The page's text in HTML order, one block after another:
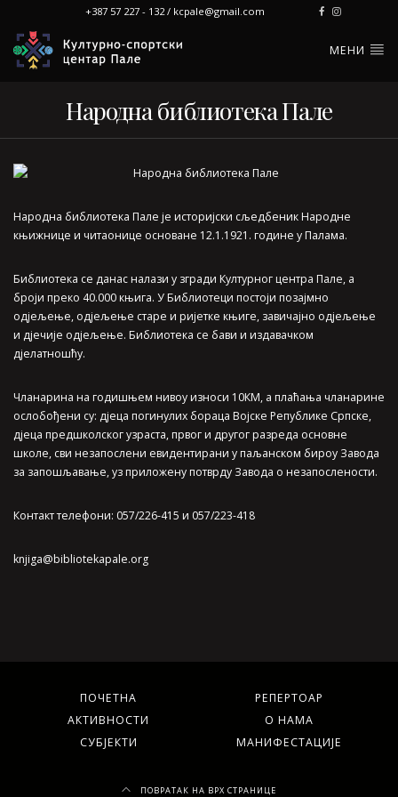
+387 57 227 - 132 / kcpale@gmail.com
МЕНИ
Народна библиотека Пале
Народна библиотека Пале је историјски сљедбеник Народне
књижнице и читаонице основане 12.1.1921. године у Палама.
Библиотека се данас налази у згради Културног центра Пале, а
броји преко 40.000 књига. У Библиотеци постоји позајмно
одјељење, одјељење старе и ријетке књиге, завичајно одјељење
и дјечије одјељење. Библиотека се бави и издавачком
дјелатношћу.
Чланарина на годишњем нивоу износи 10КМ, а плаћања чланарине
ослобођени су: дјеца погинулих бораца Војске Републике Српске,
дјеца предшколског узраста, првог и другог разреда основне
школе, сви незапослени евидентирани у паљанском бироу Завода
за запошљавање, уз приложену потврду Завода о незапослености.
Контакт телефони: 057/226-415 и 057/223-418
knjiga@bibliotekapale.org
ПОЧЕТНА
РЕПЕРТОАР
АКТИВНОСТИ
О НАМА
СУБЈЕКТИ
МАНИФЕСТАЦИЈЕ
ПОВРАТАК НА ВРХ СТРАНИЦЕ